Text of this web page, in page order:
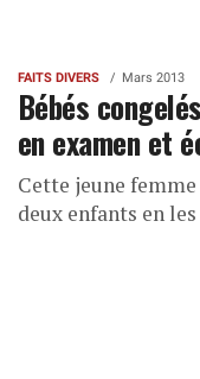
FAITS DIVERS Mars 2013
Bébés
en examen et
Cette jeune femme
deux enfants en